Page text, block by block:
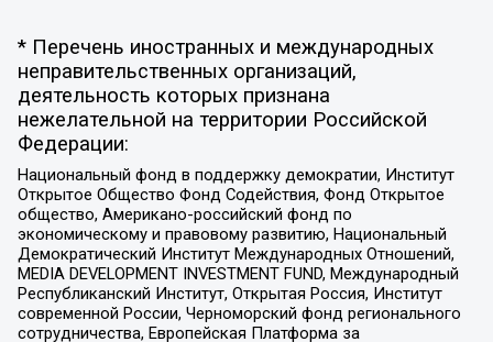
* Перечень иностранных и международных
неправительственных организаций,
деятельность которых признана
нежелательной на территории Российской
Федерации:
Национальный фонд в поддержку демократии, Институт
Открытое Общество Фонд Содействия, Фонд Открытое
общество, Американо-российский фонд по
экономическому и правовому развитию, Национальный
Демократический Институт Международных Отношений,
MEDIA DEVELOPMENT INVESTMENT FUND, Международный
Республиканский Институт, Открытая Россия, Институт
современной России, Черноморский фонд регионального
сотрудничества, Европейская Платформа за